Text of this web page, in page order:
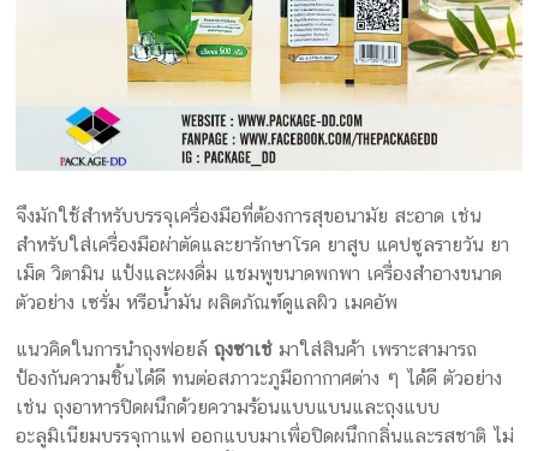
จึงมักใช้สำหรับบรรจุเครื่องมือที่ต้องการสุขอนามัย สะอาด เช่น
สำหรับใส่เครื่องมือผ่าตัดและยารักษาโรค ยาสูบ แคปซูลรายวัน ยา
เม็ด วิตามิน แป้งและผงดื่ม แชมพูขนาดพกพา เครื่องสำอางขนาด
ตัวอย่าง เซรั่ม หรือน้ำมัน ผลิตภัณฑ์ดูแลผิว เมคอัพ
แนวคิดในการนำถุงฟอยล์ถุงซาเช่ มาใส่สินค้า เพราะสามารถ
ป้องกันความชิ้นได้ดี ทนต่อสภาวะภูมือกากาศต่าง ๆ ได้ดี ตัวอย่าง
เช่น ถุงอาหารปิดผนึกด้วยความร้อนแบบแบนและถุงแบบ
อะลูมิเนียมบรรจุกาแฟ ออกแบบมาเพื่อปิดผนึกกลิ่นและรสชาติ ไม่